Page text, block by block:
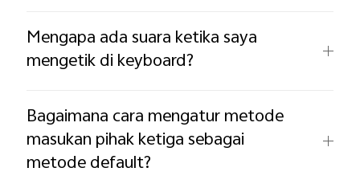
Mengapa ada suara ketika saya
mengetik di keyboard?
Bagaimana cara mengatur metode
masukan pihak ketiga sebagai
metode default?